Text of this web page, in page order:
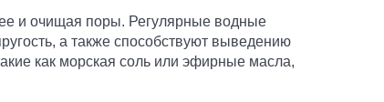
ее и очищая поры. Регулярные водные
а также способствуют выведению
как морская соль или эфирные масла,